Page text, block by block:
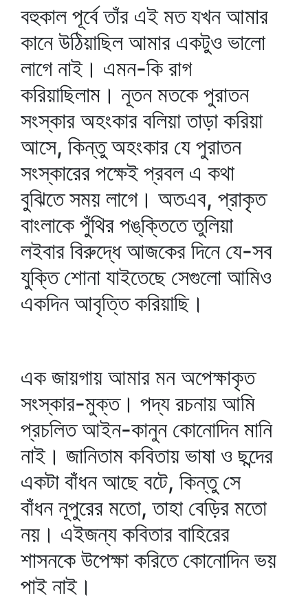
বহুকাল পূর্বে তাঁর এই মত যখন আমার
কানে উঠিয়াছিল আমার একটুও ভালো
লাগে নাই। এমন-কি রাগ
করিয়াছিলাম। নূতন মতকে পুরাতন
সংস্কার অহংকার বলিয়া তাড়া করিয়া
আসে, কিন্তু অহংকার যে পুরাতন
সংস্কারের পক্ষেই প্রবল এ কথা
বুঝিতে সময় লাগে। অতএব, প্রাকৃত
বাংলাকে পুঁথির পঙ্‌ক্তিতে তুলিয়া
লইবার বিরুদ্ধে আজকের দিনে যে-সব
যুক্তি শোনা যাইতেছে সেগুলো আমিও
একদিন আবৃত্তি করিয়াছি।
এক জায়গায় আমার মন অপেক্ষাকৃত
সংস্কার-মুক্ত। পদ্য রচনায় আমি
প্রচলিত আইন-কানুন কোনোদিন মানি
নাই। জানিতাম কবিতায় ভাষা ও ছন্দের
একটা বাঁধন আছে বটে, কিন্তু সে
বাঁধন নূপুরের মতো, তাহা বেড়ির মতো
নয়। এইজন্য কবিতার বাহিরের
শাসনকে উপেক্ষা করিতে কোনোদিন ভয়
পাই নাই।